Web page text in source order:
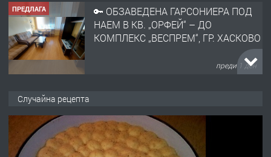
ПРЕДЛАГА
🔑 ОБЗАВЕДЕНА ГАРСОНИЕРА ПОД
НАЕМ В КВ. „ОРФЕЙ“ – ДО
КОМПЛЕКС „ВЕСПРЕМ“, ГР. ХАСКОВО
преди 1 ден
АПАРТАМЕНТ В ЦЕНТЪРА НА ГР.
ХАСКОВО
Случайна рецепта